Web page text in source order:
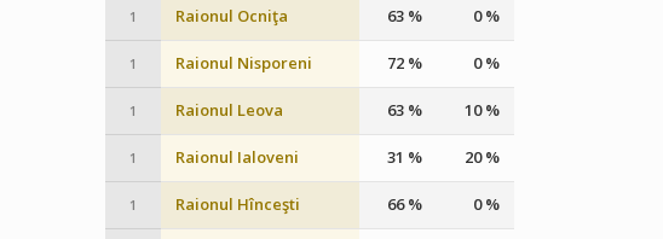
1 Raionul Ocniţa 63 % 0 %
1 Raionul Nisporeni 72 % 0 %
1 Raionul Leova 63 % 10 %
1 Raionul Ialoveni 31 % 20 %
1 Raionul Hînceşti 66 % 0 %